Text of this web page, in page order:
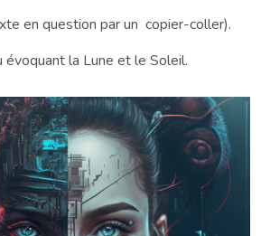
en question par un copier-coller).
évoquant la Lune et le Soleil.